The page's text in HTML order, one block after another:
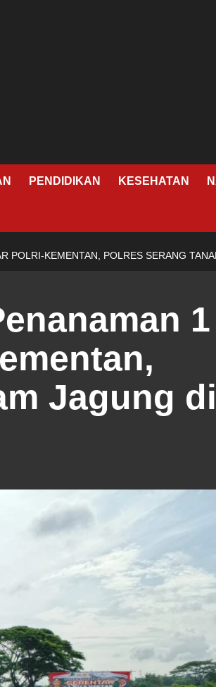
PENDIDIKAN KESEHATAN
POLRI-KEMENTAN, POLRES SERANG
1
Jagung di